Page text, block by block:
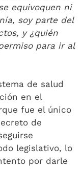
equivoquen ni
soy parte del
y ¿quién
para ir al
de salud
en el
fue el único
de
legislativo, lo
por darle